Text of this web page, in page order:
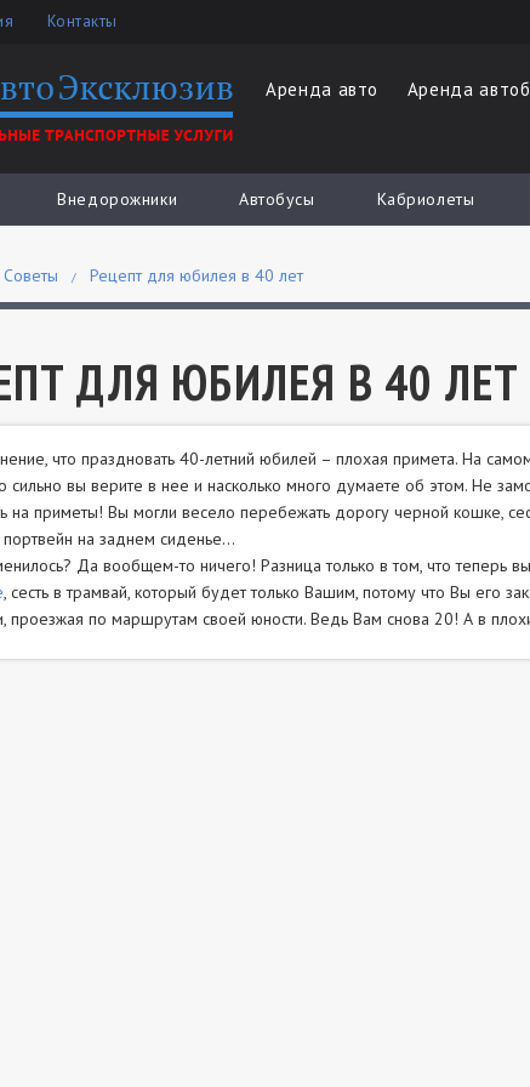
Контакты
Аренда авто Аренда
Внедорожники Автобусы Кабриолеты
Советы Рецепт для юбилея в 40 лет
ДЛЯ ЮБИЛЕЯ В 40 ЛЕТ
что праздновать 40-летний юбилей – плохая примета. На
сильно вы верите в нее и насколько много думаете об этом. Не
на приметы! Вы могли весело перебежать дорогу черной кошке,
портвейн на заднем сиденье…
Да вообщем-то ничего! Разница только в том, что теперь
, сесть в трамвай, который будет только Вашим, потому что Вы его
проезжая по маршрутам своей юности. Ведь Вам снова 20! А в